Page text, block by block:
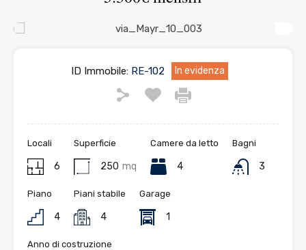
ID Immobile: RE-102 In evidenza
Locali
6
Superficie
250 mq
Camere da letto
4
Bagni
3
Piano
4
Piani stabile
4
Garage
1
Anno di costruzione